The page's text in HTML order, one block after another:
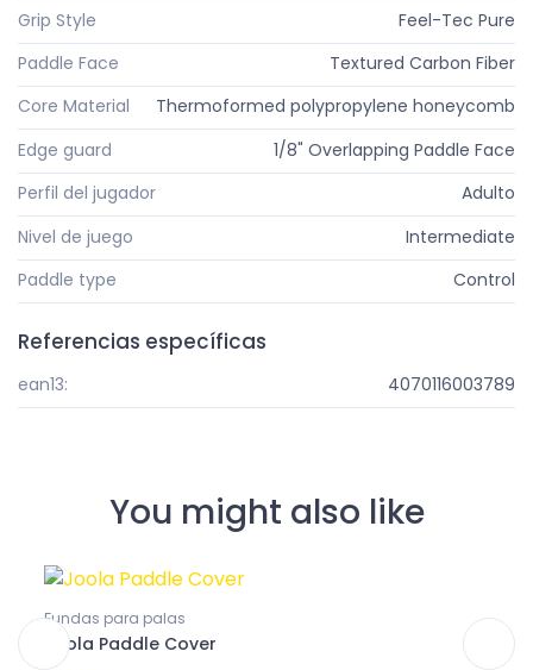
Grip Style
Feel-Tec Pure
Paddle Face
Textured Carbon Fiber
Core Material
Thermoformed polypropylene honeycomb
Edge guard
1/8" Overlapping Paddle Face
Perfil del jugador
Adulto
Nivel de juego
Intermediate
Paddle type
Control
Referencias específicas
ean13: 4070116003789
You might also like
Fundas para palas
Joola Paddle Cover